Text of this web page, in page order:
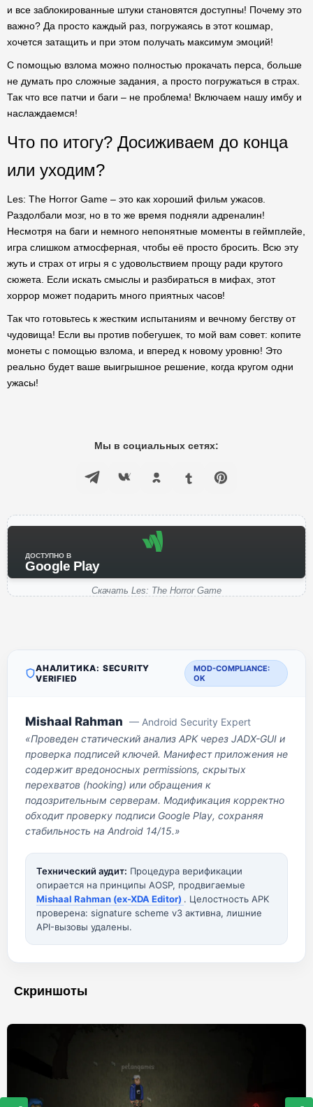
и все заблокированные штуки становятся доступны! Почему это
важно? Да просто каждый раз, погружаясь в этот кошмар,
хочется затащить и при этом получать максимум эмоций!
С помощью взлома можно полностью прокачать перса, больше
не думать про сложные задания, а просто погружаться в страх.
Так что все патчи и баги – не проблема! Включаем нашу имбу и
наслаждаемся!
Что по итогу? Досиживаем до конца
или уходим?
Les: The Horror Game – это как хороший фильм ужасов.
Раздолбали мозг, но в то же время подняли адреналин!
Несмотря на баги и немного непонятные моменты в геймплейе,
игра слишком атмосферная, чтобы её просто бросить. Всю эту
жуть и страх от игры я с удовольствием прощу ради крутого
сюжета. Если искать смыслы и разбираться в мифах, этот
хоррор может подарить много приятных часов!
Так что готовьтесь к жестким испытаниям и вечному бегству от
чудовища! Если вы против побегушек, то мой вам совет: копите
монеты с помощью взлома, и вперед к новому уровню! Это
реально будет ваше выигрышное решение, когда кругом одни
ужасы!
Мы в социальных сетях:
ДОСТУПНО В
Google Play
Скачать Les: The Horror Game
АНАЛИТИКА: SECURITY
VERIFIED
MOD-COMPLIANCE:
OK
Mishaal Rahman — Android Security Expert
«Проведен статический анализ APK через JADX-GUI и
проверка подписей ключей. Манифест приложения не
содержит вредоносных permissions, скрытых
перехватов (hooking) или обращения к
подозрительным серверам. Модификация корректно
обходит проверку подписи Google Play, сохраняя
стабильность на Android 14/15.»
Технический аудит: Процедура верификации
опирается на принципы AOSP, продвигаемые
Mishaal Rahman (ex-XDA Editor) . Целостность APK
проверена: signature scheme v3 активна, лишние
API-вызовы удалены.
Скриншоты